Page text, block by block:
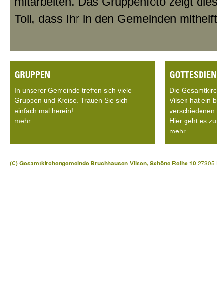
Toll, dass Ihr in den Gemeinden
In unserer Gemeinde treffen sich viele
Gruppen und Kreise. Trauen Sie sich
einfach mal herein!
mehr...
Die
Vilsen hat ein
verschiedenen
Hier geht es
mehr...
(C) Gesamtkirchengemeinde Bruchhausen-Vilsen, Schöne Reihe 1027305